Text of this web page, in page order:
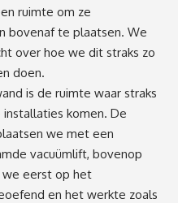
ruimte om ze
bovenaf te plaatsen. We
over hoe we dit straks zo
doen.
is de ruimte waar straks
komen. De
we met een
vacuümlift, bovenop
eerst op het
en het werkte zoals